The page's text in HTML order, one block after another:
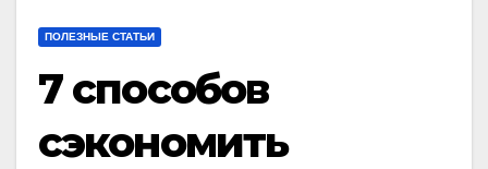
ПОЛЕЗНЫЕ СТАТЬИ
7 способов
сэкономить